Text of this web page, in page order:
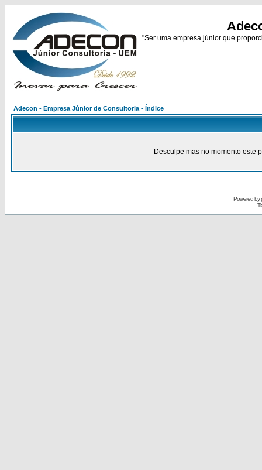
"Ser uma empresa júnior que
Adecon - Empresa Júnior de Consultoria - Índice
Desculpe mas no momento este
Powered by